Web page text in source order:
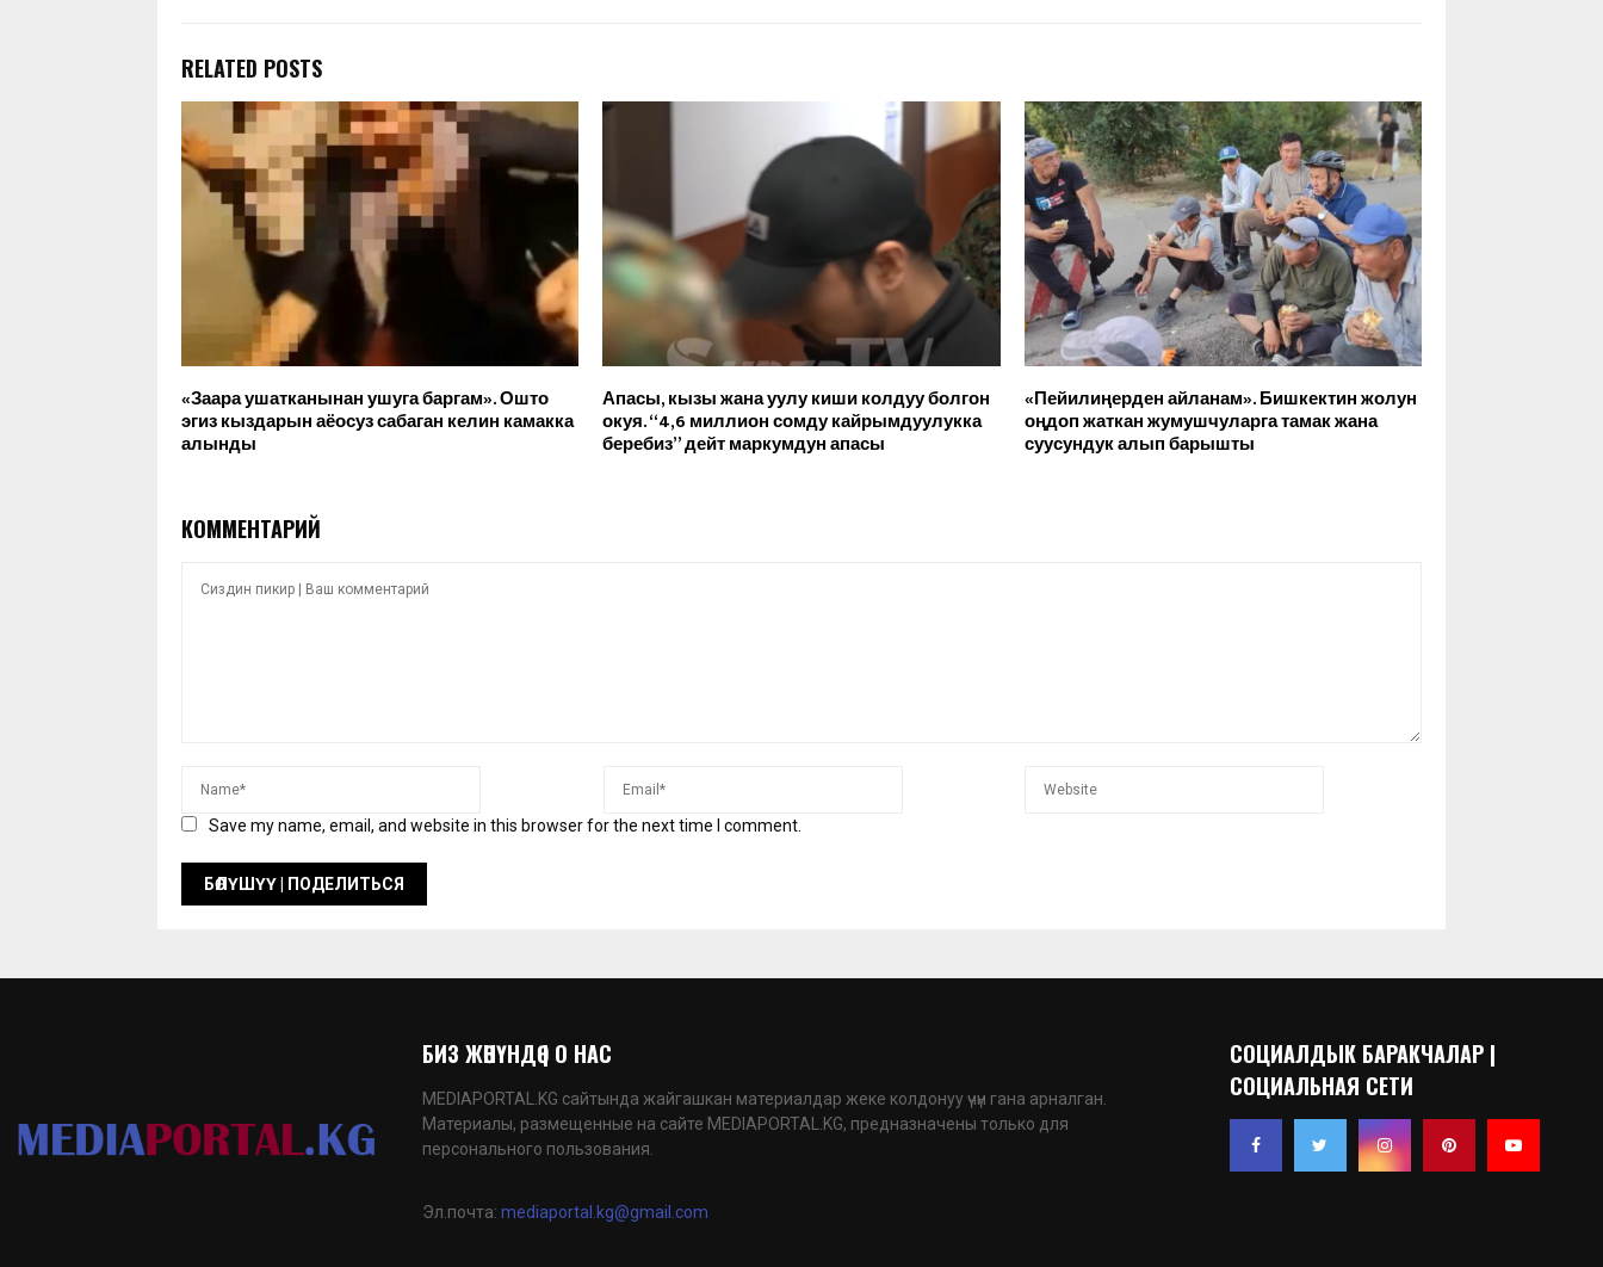
RELATED POSTS
«Заара ушатканынан ушуга баргам». Ошто
эгиз кыздарын аёосуз сабаган келин камакка
алынды
Апасы, кызы жана уулу киши колдуу болгон
окуя. “4,6 миллион сомду кайрымдуулукка
беребиз” дейт маркумдун апасы
«Пейилиңерден айланам». Бишкектин жолун
оңдоп жаткан жумушчуларга тамак жана
суусундук алып барышты
КОММЕНТАРИЙ
Save my name, email, and website in this browser for the next time I comment.
БИЗ ЖӨНҮНДӨ | О НАС
MEDIAPORTAL.KG сайтында жайгашкан материалдар жеке колдонуу үчүн гана арналган.
Материалы, размещенные на сайте MEDIAPORTAL.KG, предназначены только для
персонального пользования.
Эл.почта: mediaportal.kg@gmail.com
СОЦИАЛДЫК БАРАКЧАЛАР |
СОЦИАЛЬНАЯ СЕТИ